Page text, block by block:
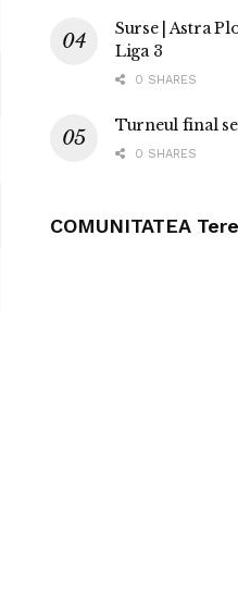
Surse | Astra
Liga 3
0 SHARES
Turneul final se
0 SHARES
COMUNITATEA